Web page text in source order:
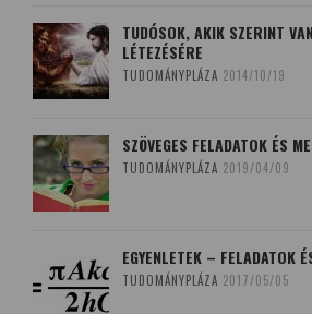
TUDÓSOK, AKIK SZERINT
LÉTEZÉSÉRE
TUDOMÁNYPLÁZA 2014/10/19
SZÖVEGES FELADATOK ÉS
TUDOMÁNYPLÁZA 2019/04/09
EGYENLETEK – FELADATOK
TUDOMÁNYPLÁZA 2017/05/05